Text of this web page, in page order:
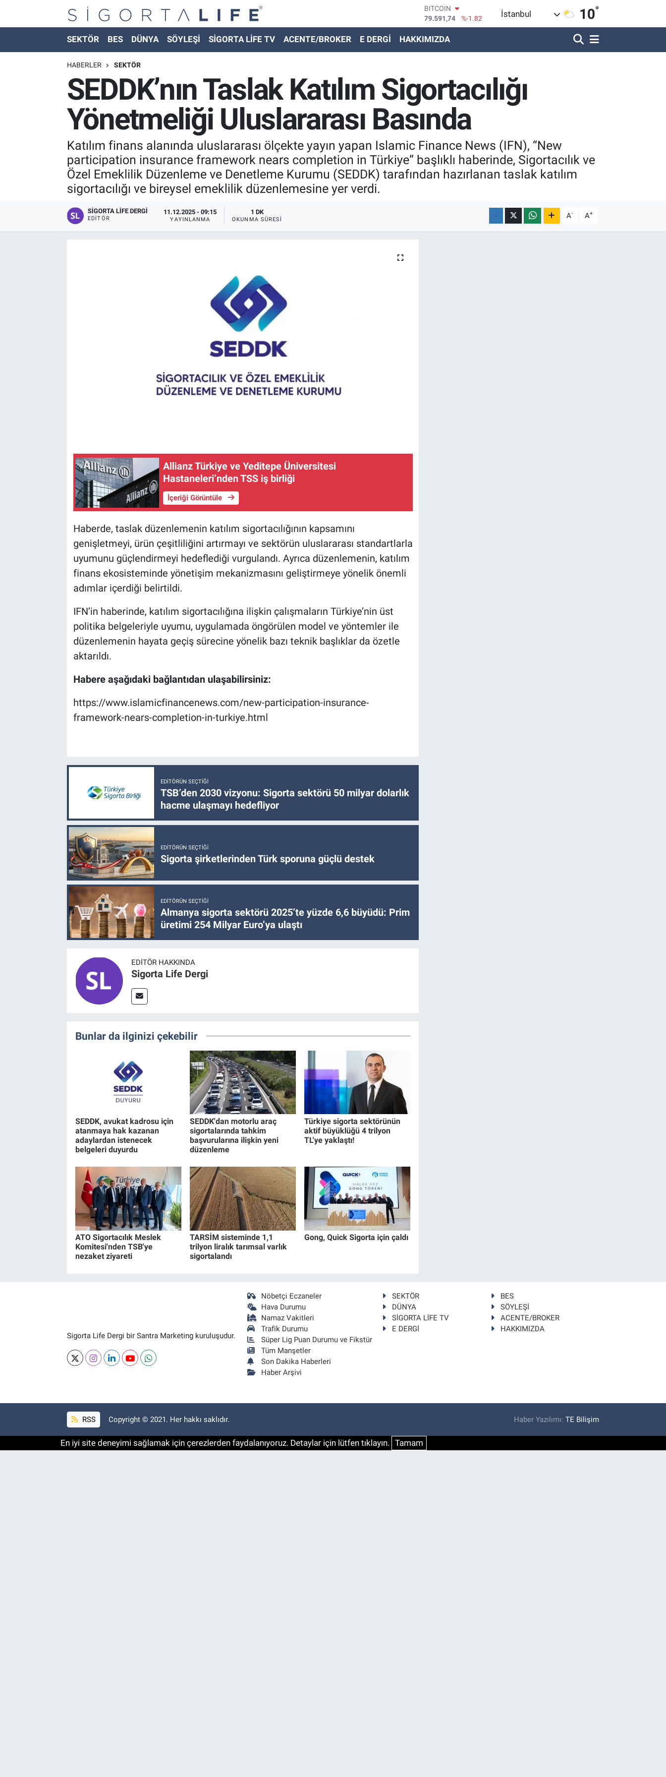
BITCOIN
79.591,74
%-1.82
DOLAR
45,43620
61,60380
G.ALTIN
6862,09000
%0.19
BİST100
14.598,00
%0
İstanbul 10°
SEKTÖR BES DÜNYA SÖYLEŞİ SİGORTA LİFE TV ACENTE/BROKER E DERGİ HAKKIMIZDA
HABERLER SEKTÖR
SEDDK’nın Taslak Katılım Sigortacılığı
Yönetmeliği Uluslararası Basında
Katılım finans alanında uluslararası ölçekte yayın yapan Islamic Finance News (IFN), “New
participation insurance framework nears completion in Türkiye” başlıklı haberinde, Sigortacılık ve
Özel Emeklilik Düzenleme ve Denetleme Kurumu (SEDDK) tarafından hazırlanan taslak katılım
sigortacılığı ve bireysel emeklilik düzenlemesine yer verdi.
SIGORTA LIFE DERGI
EDITÖR
11.12.2025 - 09:15
YAYINLANMA
1 DK
OKUNMA SÜRESI A- A+
Allianz Türkiye ve Yeditepe Üniversitesi
Hastaneleri’nden TSS iş birliği
İçeriği Görüntüle
Haberde, taslak düzenlemenin katılım sigortacılığının kapsamını
genişletmeyi, ürün çeşitliliğini artırmayı ve sektörün uluslararası standartlarla
uyumunu güçlendirmeyi hedeflediği vurgulandı. Ayrıca düzenlemenin, katılım
finans ekosisteminde yönetişim mekanizmasını geliştirmeye yönelik önemli
adımlar içerdiği belirtildi.
IFN’in haberinde, katılım sigortacılığına ilişkin çalışmaların Türkiye’nin üst
politika belgeleriyle uyumu, uygulamada öngörülen model ve yöntemler ile
düzenlemenin hayata geçiş sürecine yönelik bazı teknik başlıklar da özetle
aktarıldı.
Habere aşağıdaki bağlantıdan ulaşabilirsiniz:
https://www.islamicfinancenews.com/new-participation-insurance-
framework-nears-completion-in-turkiye.html
EDITÖRÜN SEÇTIĞI
TSB’den 2030 vizyonu: Sigorta sektörü 50 milyar dolarlık
hacme ulaşmayı hedefliyor
EDITÖRÜN SEÇTIĞI
Sigorta şirketlerinden Türk sporuna güçlü destek
EDITÖRÜN SEÇTIĞI
Almanya sigorta sektörü 2025’te yüzde 6,6 büyüdü: Prim
üretimi 254 Milyar Euro’ya ulaştı
EDITÖR HAKKINDA
Sigorta Life Dergi
Bunlar da ilginizi çekebilir
SEDDK, avukat kadrosu için
atanmaya hak kazanan
adaylardan istenecek
belgeleri duyurdu
SEDDK'dan motorlu araç
sigortalarında tahkim
başvurularına ilişkin yeni
düzenleme
Türkiye sigorta sektörünün
aktif büyüklüğü 4 trilyon
TL'ye yaklaştı!
ATO Sigortacılık Meslek
Komitesi'nden TSB'ye
nezaket ziyareti
TARSİM sisteminde 1,1
trilyon liralık tarımsal varlık
sigortalandı
Gong, Quick Sigorta için çaldı
Sigorta Life Dergi bir Santra Marketing kuruluşudur.
Nöbetçi Eczaneler
Hava Durumu
Namaz Vakitleri
Trafik Durumu
Süper Lig Puan Durumu ve Fikstür
Tüm Manşetler
Son Dakika Haberleri
Haber Arşivi
SEKTÖR
BES
DÜNYA
SÖYLEŞİ
SİGORTA LİFE TV
ACENTE/BROKER
E DERGİ
HAKKIMIZDA
RSS Copyright © 2021. Her hakkı saklıdır. Haber Yazılımı:TE Bilişim
En iyi site deneyimi sağlamak için çerezlerden faydalanıyoruz. Detaylar için lütfen tıklayın. Tamam
Nöbetçi Eczaneler
Hava Durumu
Namaz Vakitleri
Trafik Durumu
Süper Lig Puan Durumu ve Fikstür
Tüm Manşetler
Son Dakika Haberleri
Haber Arşivi